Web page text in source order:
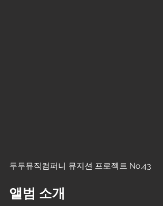
두두뮤직컴퍼니 뮤지션 프로젝트 No.43
앨범 소개